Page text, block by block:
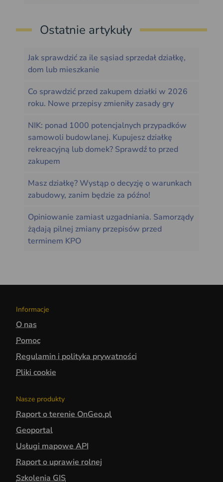
Ostatnie artykuły
Jak sprawdzić za ile sąsiad sprzedał działkę,
dom lub mieszkanie
Co sprawdzić przed zakupem działki w 2026
roku. Nowe przepisy zmieniły zasady gry
NIK: ponad 1000 potencjalnych przypadków
samowoli budowlanej. Kupujesz działkę
rekreacyjną lub domek? Sprawdź to przed
zakupem
Masz działkę? Wystąp o decyzję o warunkach
zabudowy, zanim będzie za późno!
Opiniowanie zamiast uzgadniania. Samorządy
żądają pilnej zmiany przepisów przed
terminem KPO
Informacje
O nas
Pomoc
Regulamin i polityka prywatności
Pliki cookie
Nasze produkty
Raport o terenie OnGeo.pl
Geoportal
Usługi mapowe API
Raport o uprawie rolnej
Szkolenia GIS